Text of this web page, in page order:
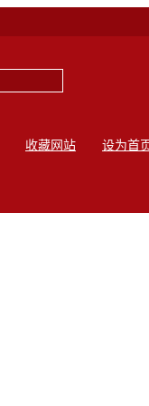
收藏网站 设为首